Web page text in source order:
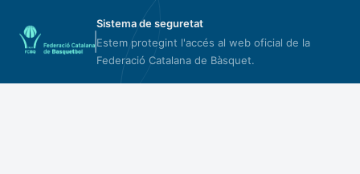
Sistema de seguretat
Estem protegint l'accés al web oficial de la
Federació Catalana de Bàsquet.